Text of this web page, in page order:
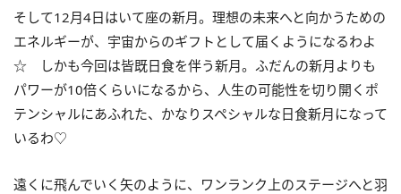
そして12月4日はいて座の新月。理想の未来へと向かうための
エネルギーが、宇宙からのギフトとして届くようになるわよ
☆ しかも今回は皆既日食を伴う新月。ふだんの新月よりも
パワーが10倍くらいになるから、人生の可能性を切り開くポ
テンシャルにあふれた、かなりスペシャルな日食新月になって
いるわ♡
遠くに飛んでいく矢のように、ワンランク上のステージへと羽